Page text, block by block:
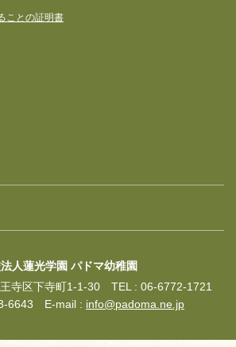
ことの証明書
人蓮光学園 パドマ幼稚園
王寺区下寺町1-1-30 TEL : 06-6772-1721
6643 E-mail : info@padoma.ne.jp